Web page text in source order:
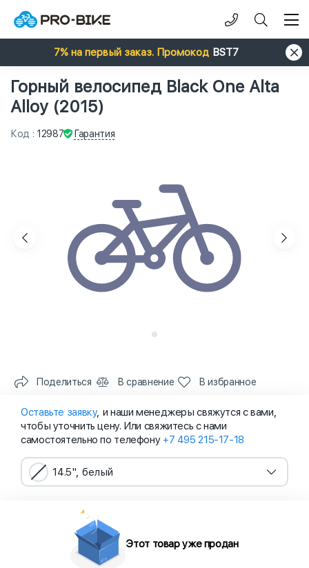
7% на первый заказ. Промокод BST7
Горный велосипед Black One Alta
Alloy (2015)
Код : 12987 Гарантия
Поделиться В сравнение В избранное
Оставьте заявку, и наши менеджеры свяжутся с вами,
чтобы уточнить цену. Или свяжитесь с нами
самостоятельно по телефону +7 495 215-17-18
14.5", белый
Этот товар уже продан